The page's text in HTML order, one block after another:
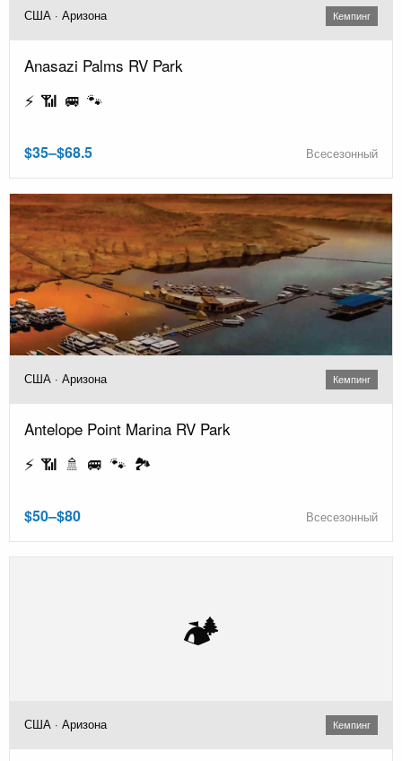
США · Аризона Кемпинг
Anasazi Palms RV Park
⚡ 📶 🚐 🐾
$35–$68.5 Всесезонный
США · Аризона Кемпинг
Antelope Point Marina RV Park
⚡ 📶 🚿 🚐 🐾 🏞️
$50–$80 Всесезонный
🏕️
США · Аризона Кемпинг